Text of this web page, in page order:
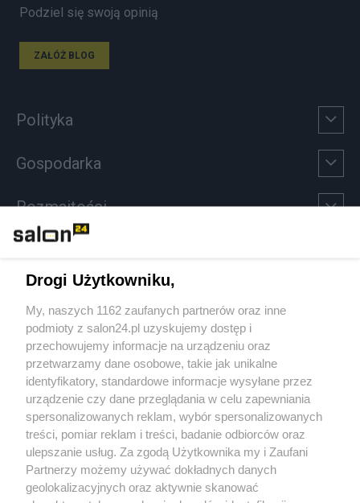
Podziel się swoją opinią
ZAŁÓŻ BLOG
Polityka
Gospodarka
Rozmaitości
Sport
Społeczeństwo
Kultura
X Facebook Instagram Youtube
Drogi Użytkowniku,
My, naszych 1162 zaufanych partnerów oraz inne
podmioty z salon24.pl uzyskujemy dostęp i
przechowujemy informacje na urządzeniu oraz
przetwarzamy dane osobowe, takie jak unikalne
identyfikatory, standardowe informacje wysyłane przez
urządzenie czy dane przeglądania w celu zapewniania
spersonalizowanych reklam, wybór spersonalizowanych
treści, pomiar reklam i treści, badanie odbiorców oraz
ulepszanie usług. Za zgodą Użytkownika my i Zaufani
Partnerzy możemy używać dokładnych danych
geolokalizacyjnych oraz aktywnie skanować